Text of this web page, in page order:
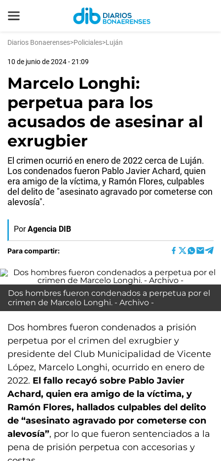
Diarios Bonaerenses>Policiales>Luján
10 de junio de 2024 - 21:09
Marcelo Longhi:
perpetua para los
acusados de asesinar al
exrugbier
El crimen ocurrió en enero de 2022 cerca de Luján.
Los condenados fueron Pablo Javier Achard, quien
era amigo de la víctima, y Ramón Flores, culpables
del delito de "asesinato agravado por cometerse con
alevosía".
Por Agencia DIB
Para compartir:
Dos hombres fueron condenados a perpetua por el
crimen de Marcelo Longhi. - Archivo -
Dos hombres fueron condenados a prisión
perpetua por el crimen del exrugbier y
presidente del Club Municipalidad de Vicente
López, Marcelo Longhi, ocurrido en enero de
2022. El fallo recayó sobre Pablo Javier
Achard, quien era amigo de la víctima, y
Ramón Flores, hallados culpables del delito
de “asesinato agravado por cometerse con
alevosía”, por lo que fueron sentenciados a la
pena de prisión perpetua con accesorias y